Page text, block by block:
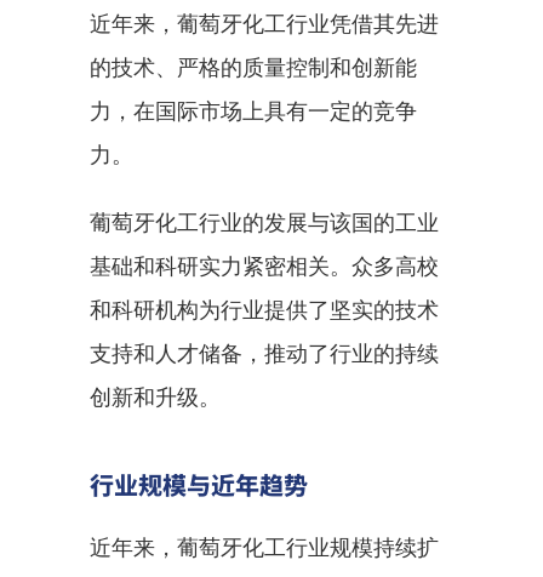
近年来，葡萄牙化工行业凭借其先进
的技术、严格的质量控制和创新能
力，在国际市场上具有一定的竞争
力。
葡萄牙化工行业的发展与该国的工业
基础和科研实力紧密相关。众多高校
和科研机构为行业提供了坚实的技术
支持和人才储备，推动了行业的持续
创新和升级。
行业规模与近年趋势
近年来，葡萄牙化工行业规模持续扩